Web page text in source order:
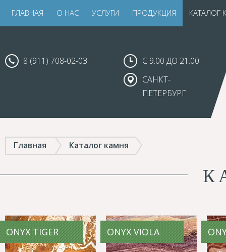
ГЛАВНАЯ О НАС УСЛУГИ ПРОДУКЦИЯ КАТАЛОГ
8 (911) 708-02-03
С 9.00 ДО 21.00
САНКТ-
ПЕТЕРБУРГ
Главная Каталог камня
ONYX TIGER ONYX VIOLA